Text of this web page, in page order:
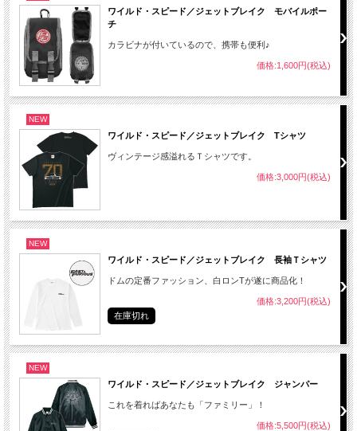
ワイルド・スピード／ジェットブレイク モバイルポー
チ
カラビナが付いているので、携帯も便利♪
価格:1,600円(税込)
NEW
ワイルド・スピード／ジェットブレイク Tシャツ
ヴィンテージ感溢れるＴシャツです。
価格:3,000円(税込)
NEW
ワイルド・スピード／ジェットブレイク 長袖Ｔシャツ
ドムの定番ファッション、白ロンTが遂に商品化！
価格:3,200円(税込)
在庫切れ
NEW
ワイルド・スピード／ジェットブレイク ジャンパー
これを着ればあなたも「ファミリー」！
価格:5,500円(税込)